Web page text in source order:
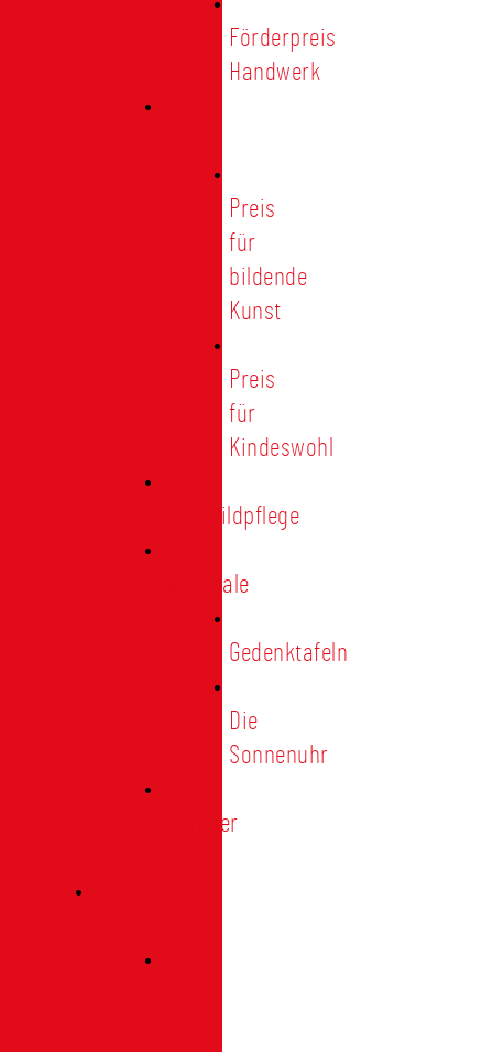
Förderpreis
Handwerk
Preis
für
bildende
Kunst
Preis
für
Kindeswohl
Stadtbildpflege
Denkmale
Gedenktafeln
Die
Sonnenuhr
Ratinger